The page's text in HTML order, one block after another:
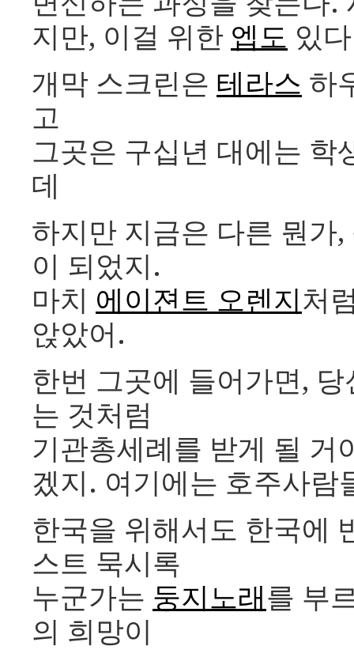
지만, 이걸 위한 엡도 있
개막 스크린은 테라스 하
고
그곳은 구십년 대에는 학
데
하지만 지금은 다른 뭔가
이 되었지.
마치 에이젼트 오렌지처
앉았어.
한번 그곳에 들어가면,
는 것처럼
기관총세례를 받게 될 거
겠지. 여기에는 호주사람
한국을 위해서도 한국에
스트 묵시록
누군가는 둥지노래를 부
의 희망이